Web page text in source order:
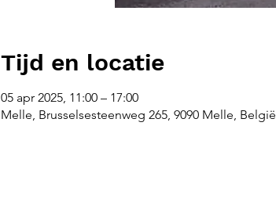
Tijd en locatie
05 apr 2025, 11:00 – 17:00
Melle, Brusselsesteenweg 265, 9090 Melle, België